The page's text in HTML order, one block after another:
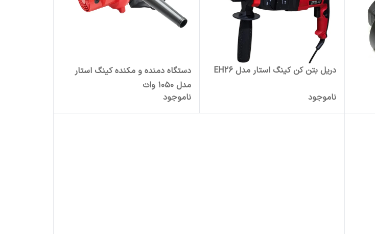
دریل بتن کن کینگ استار مدل EH26
ناموجود
دستگاه دمنده و مکنده کینگ استار
مدل 1050 وات
ناموجود